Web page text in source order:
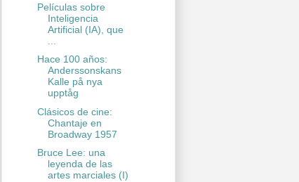
Películas sobre
Inteligencia
Artificial (IA), que
Hace 100 años:
Anderssonskans
Kalle på nya
upptåg
Clásicos de cine:
Chantaje en
Broadway 1957
Bruce Lee: una
leyenda de las
artes marciales (I)